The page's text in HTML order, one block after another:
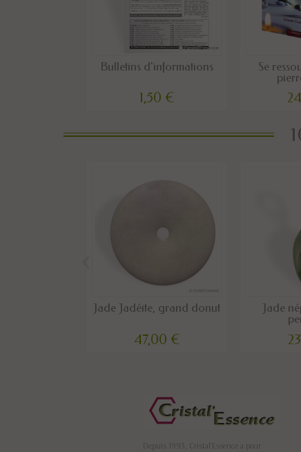
Bulletins d'informations
1,50 €
Se
Jade Jadéite, grand donut
47,00 €
Jade
Depuis 1993, Cristal'Essence a pour